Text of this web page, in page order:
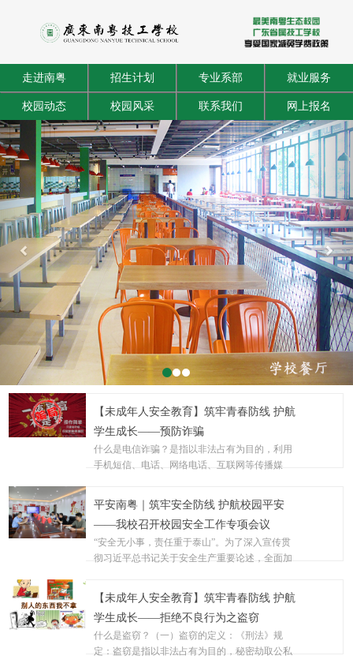
走进南粤 招生计划 专业系部 就业服务
校园动态 校园风采 联系我们
网上报名
Previous
Next
【未成年人安全教育】筑牢青春防线 护航
学生成长——预防诈骗
什么是电信诈骗？是指以非法占有为目的，利用
手机短信、电话、网络电话、互联网等传播媒
骗取数额较大的公私财物的行为。电信诈骗的手
法？（一）购物交易诈骗网络交易需谨慎，高质
低价商品私下交易要当心，防止财物与信息两
空，注意甄别所使用的购物软件、交易平台是否
正规...
平安南粤｜筑牢安全防线 护航校园平安
——我校召开校园安全工作专项会议
“安全无小事，责任重于泰山”。为了深入宣传贯
彻习近平总书记关于安全生产重要论述，全面加
断规范化、科学化，5月22日上午，我校召开校园
安全专项会议，地点在学校厚德楼三楼党建会议
室。出席本次会议的领导有：广州市增城区三江
镇派出所副所长毛秋成等一行三人、广东南粤技
工学...
23
【未成年人安全教育】筑牢青春防线 护航
学生成长——拒绝不良行为之盗窃
什么是盗窃？（一）盗窃的定义：《刑法》规
定：盗窃是指以非法占有为目的，秘密劫取公私